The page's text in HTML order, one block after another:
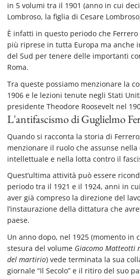
in 5 volumi tra il 1901 (anno in cui
Lombroso, la figlia di Cesare
È infatti in questo periodo che
più riprese in tutta Europa ma anche
del Sud per tenere delle importanti
Roma.
Tra queste possiamo menzionare la
1906 e le lezioni tenute negli Stati
presidente Theodore Roosevelt nel
L'antifascismo di Guglielmo
Quando si racconta la storia di
menzionare il ruolo che assunse
intellettuale e nella lotta contro il
Quest’ultima attività può essere
periodo tra il 1921 e il 1924, anni in
aver già compreso la direzione del
l’instaurazione della dittatura che
paese.
Un anno dopo, nel 1925 (momento in
stesura del volume Giacomo Matteotti
del martirio) vede terminata la sua
giornale “Il Secolo” e il ritiro del suo